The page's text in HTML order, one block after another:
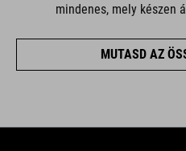
mindenes, mely készen
MUTASD AZ